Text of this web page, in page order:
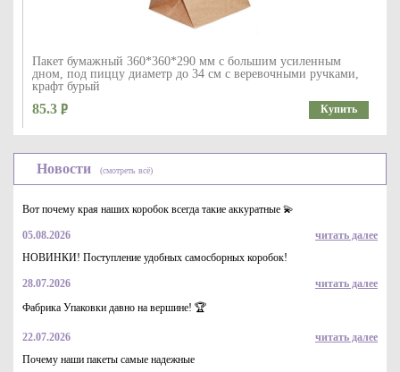
Пакет бумажный 360*360*290 мм с большим усиленным
дном, под пиццу диаметр до 34 см с веревочными ручками,
крафт бурый
85.3 Купить
Пакет «майка» для переноски коробок под пиццу
полиэтиленовый Д 30-38 см, р-р 32+24х60 см, прозрачный
5.4 Купить
Новости (смотреть всё)
Вот почему края наших коробок всегда такие аккуратные 💫
05.08.2026
читать далее
НОВИНКИ! Поступление удобных самосборных коробок!
28.07.2026
читать далее
Фабрика Упаковки давно на вершине! 🏆
22.07.2026
читать далее
Почему наши пакеты самые надежные